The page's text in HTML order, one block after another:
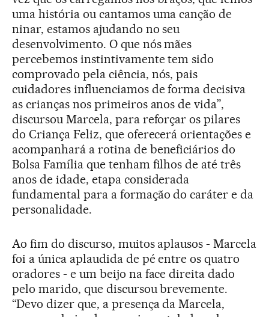
uma história ou cantamos uma canção de
ninar, estamos ajudando no seu
desenvolvimento. O que nós mães
percebemos instintivamente tem sido
comprovado pela ciência, nós, pais
cuidadores influenciamos de forma decisiva
as crianças nos primeiros anos de vida”,
discursou Marcela, para reforçar os pilares
do Criança Feliz, que oferecerá orientações e
acompanhará a rotina de beneficiários do
Bolsa Família que tenham filhos de até três
anos de idade, etapa considerada
fundamental para a formação do caráter e da
personalidade.
Ao fim do discurso, muitos aplausos - Marcela
foi a única aplaudida de pé entre os quatro
oradores - e um beijo na face direita dado
pelo marido, que discursou brevemente.
“Devo dizer que, a presença da Marcela,